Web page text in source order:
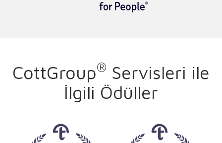
CottGroup® Servisleri ile
İlgili Ödüller